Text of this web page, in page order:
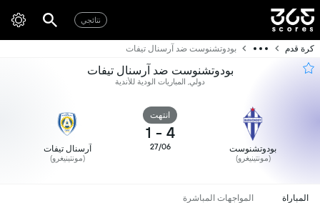
نتائجي
كرة قدم بودوتشنوست ضد آرسنال تيفات
بودوتشنوست ضد آرسنال تيفات
دولي, المباريات الودية للأندية
بودوتشنوست
(مونتينيغرو)
انتهت
4
-
1
27/06 آرسنال تيفات
(مونتينيغرو)
المباراة المواجهات المباشرة